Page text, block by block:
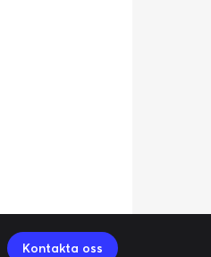
Kontakta oss